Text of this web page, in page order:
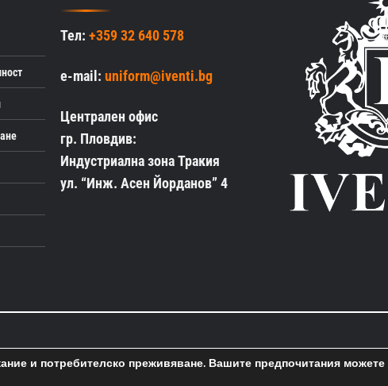
Тел:+359 32 640 578
e-mail:uniform@iventi.bg
Централен офис
гр. Пловдив:
Индустриална зона Тракия
ул. “Инж. Асен Йорданов” 4
и потребителско преживяване. Вашите предпочитания можете